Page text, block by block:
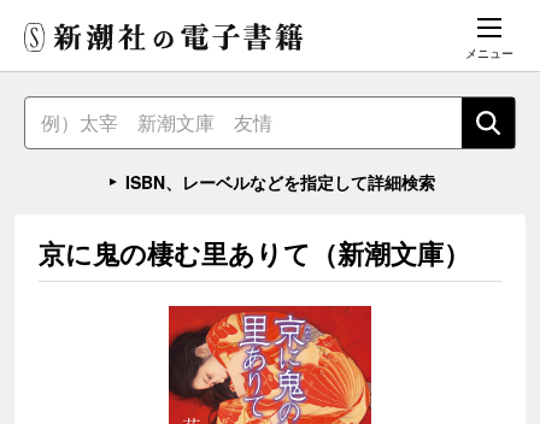
メニュー
ISBN、レーベルなどを指定して詳細検索
京に鬼の棲む里ありて（新潮文庫）